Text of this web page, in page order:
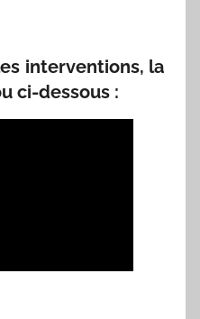
interventions, la
ci-dessous :